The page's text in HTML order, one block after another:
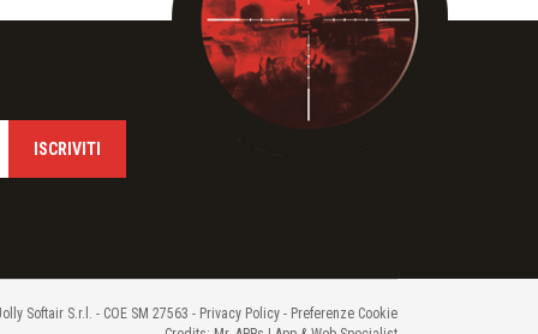
Softair S.r.l. - COE SM 27563 - Privacy Policy - Preferenze Cookie